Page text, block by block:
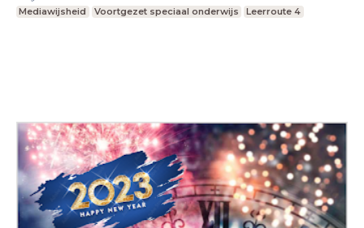
Mediawijsheid Voortgezet speciaal onderwijs Leerroute 4